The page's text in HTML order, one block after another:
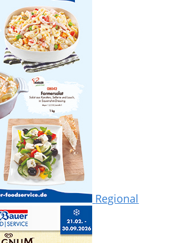
Regional